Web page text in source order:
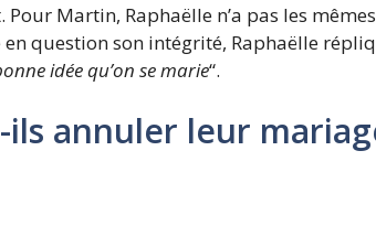
Martin, Raphaëlle n’a pas les
question son intégrité, Raphaëlle
idée qu’on se marie“.
annuler leur